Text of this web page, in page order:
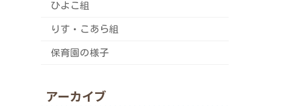
ひよこ組
りす・こあら組
保育園の様子
アーカイブ